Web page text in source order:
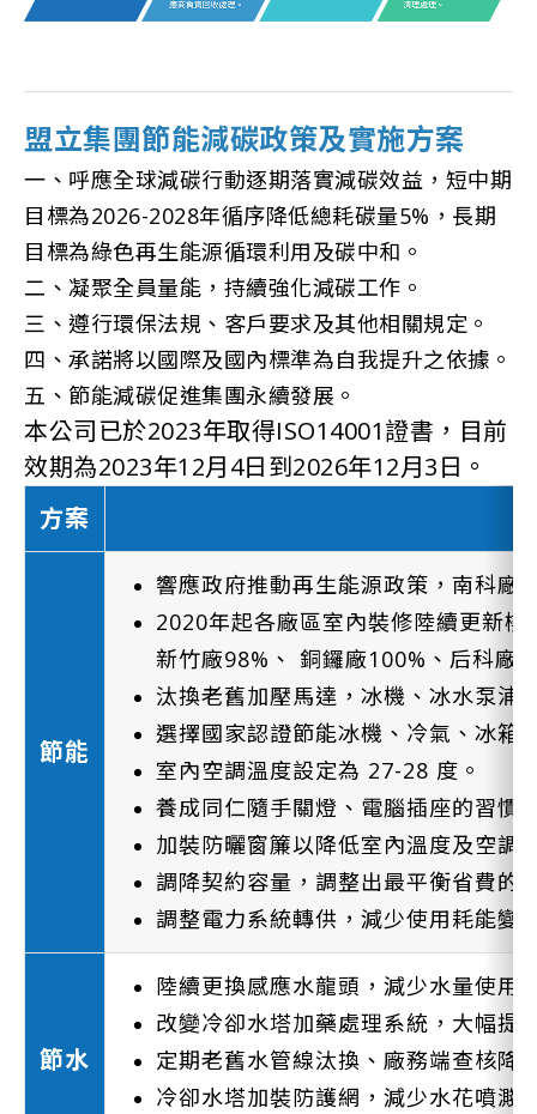
盟立集團節能減碳政策及實施方案
一、呼應全球減碳行動逐期落實減碳效益，短中期
目標為2026-2028年循序降低總耗碳量5%，長期
目標為綠色再生能源循環利用及碳中和。
二、凝聚全員量能，持續強化減碳工作。
三、遵行環保法規、客戶要求及其他相關規定。
四、承諾將以國際及國內標準為自我提升之依據。
五、節能減碳促進集團永續發展。
本公司已於2023年取得ISO14001證書，目前
效期為2023年12月4日到2026年12月3日。
方案
節能
響應政府推動再生能源政策，南科廠
2020年起各廠區室內裝修陸續更新
新竹廠98%、 銅鑼廠100%、后科廠
汰換老舊加壓馬達，冰機、冰水泵浦
選擇國家認證節能冰機、冷氣、 冰箱
室內空調溫度設定為 27-28 度。
養成同仁隨手關燈、電腦插座的習慣
加裝防曬窗簾以降低室內溫度及空調
調降契約容量，調整出最平衡省費的
調整電力系統轉供，減少使用耗能變
節水
陸續更換感應水龍頭，減少水量使用
改變冷卻水塔加藥處理系統，大幅提
定期老舊水管線汰換、廠務端查核降
冷卻水塔加裝防護網，減少水花噴濺